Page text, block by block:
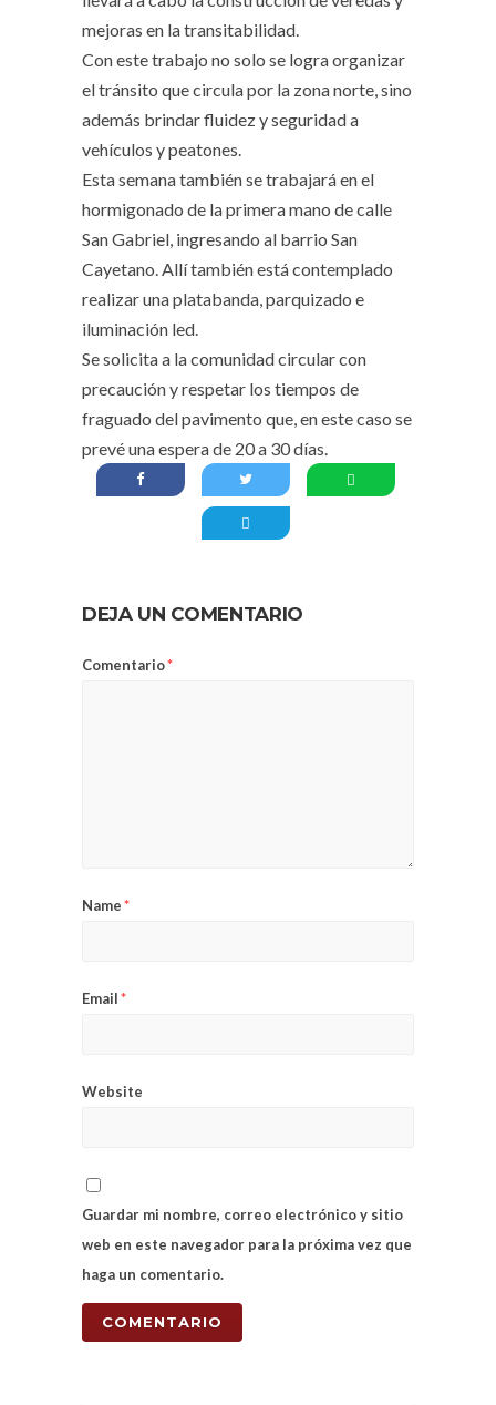
mejoras en la transitabilidad.
Con este trabajo no solo se logra organizar
el tránsito que circula por la zona norte, sino
además brindar fluidez y seguridad a
vehículos y peatones.
Esta semana también se trabajará en el
hormigonado de la primera mano de calle
San Gabriel, ingresando al barrio San
Cayetano. Allí también está contemplado
realizar una platabanda, parquizado e
iluminación led.
Se solicita a la comunidad circular con
precaución y respetar los tiempos de
fraguado del pavimento que, en este caso se
prevé una espera de 20 a 30 días.
DEJA UN COMENTARIO
Comentario*
Name*
Email*
Website
Guardar mi nombre, correo electrónico y sitio
web en este navegador para la próxima vez que
haga un comentario.